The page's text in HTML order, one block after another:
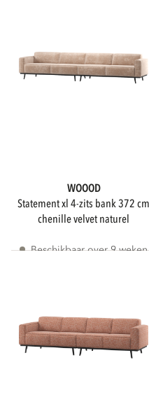
WOOOD
statement xl 4-zits bank 372 cm
chenille velvet naturel
Beschikbaar over 9 weken